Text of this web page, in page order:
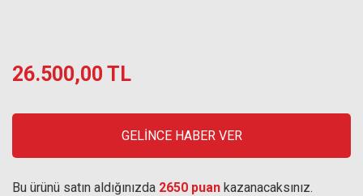
26.500,00 TL
GELİNCE HABER VER
Bu ürünü satın aldığınızda 2650 puan kazanacaksınız.